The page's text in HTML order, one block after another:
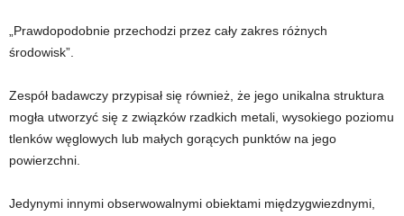
„Prawdopodobnie przechodzi przez cały zakres różnych
środowisk”.
Zespół badawczy przypisał się również, że jego unikalna struktura
mogła utworzyć się z związków rzadkich metali, wysokiego poziomu
tlenków węglowych lub małych gorących punktów na jego
powierzchni.
Jedynymi innymi obserwowalnymi obiektami międzygwiezdnymi,